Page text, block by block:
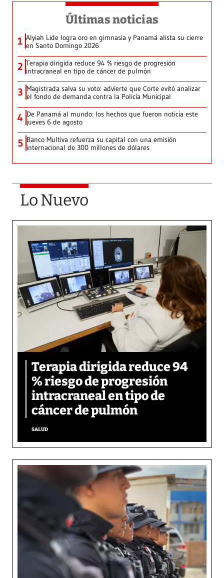
Últimas noticias
1 Alyiah Lide logra oro en gimnasia y Panamá alista su cierre
en Santo Domingo 2026
2 Terapia dirigida reduce 94 % riesgo de progresión
intracraneal en tipo de cáncer de pulmón
3 Magistrada salva su voto: advierte que Corte evitó analizar
el fondo de demanda contra la Policía Municipal
4 De Panamá al mundo: los hechos que fueron noticia este
jueves 6 de agosto
5 Banco Multiva refuerza su capital con una emisión
internacional de 300 millones de dólares
Lo Nuevo
Terapia dirigida reduce 94
% riesgo de progresión
intracraneal en tipo de
cáncer de pulmón
SALUD